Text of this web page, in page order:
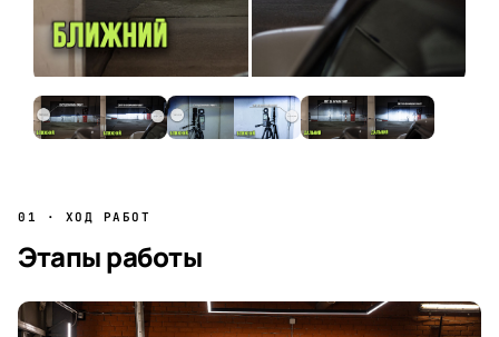
01 · ХОД РАБОТ
Этапы работы